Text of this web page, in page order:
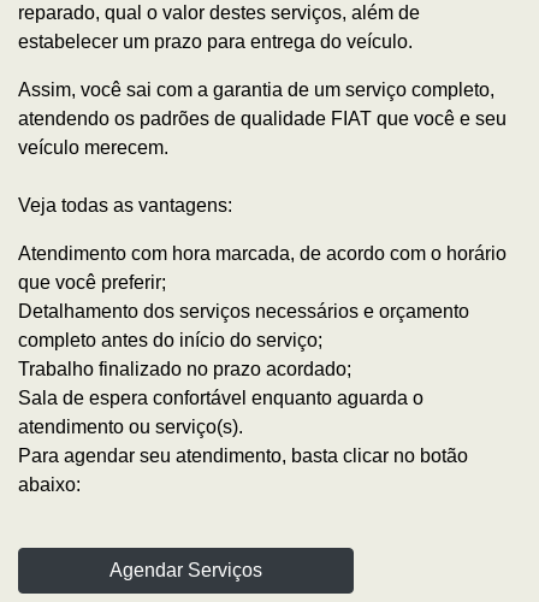
reparado, qual o valor destes serviços, além de
estabelecer um prazo para entrega do veículo.
Assim, você sai com a garantia de um serviço completo,
atendendo os padrões de qualidade FIAT que você e seu
veículo merecem.
Veja todas as vantagens:
Atendimento com hora marcada, de acordo com o horário
que você preferir;
Detalhamento dos serviços necessários e orçamento
completo antes do início do serviço;
Trabalho finalizado no prazo acordado;
Sala de espera confortável enquanto aguarda o
atendimento ou serviço(s).
Para agendar seu atendimento, basta clicar no botão
abaixo:
Agendar Serviços